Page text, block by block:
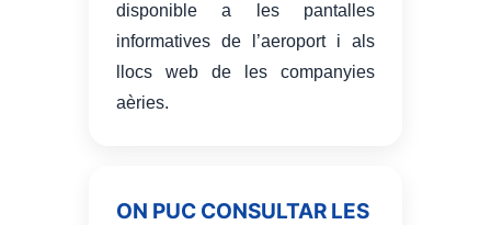
disponible a les pantalles
informatives de l’aeroport i als
llocs web de les companyies
aèries.
ON PUC CONSULTAR LES